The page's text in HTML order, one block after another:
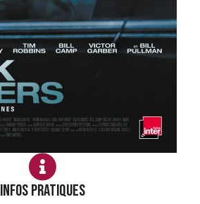
Infos PRATIQUES